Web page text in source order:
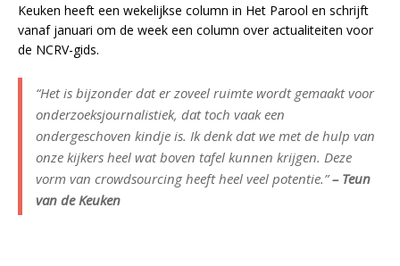
Keuken heeft een wekelijkse column in Het Parool en schrijft
vanaf januari om de week een column over actualiteiten voor
de NCRV-gids.
“Het is bijzonder dat er zoveel ruimte wordt gemaakt voor
onderzoeksjournalistiek, dat toch vaak een
ondergeschoven kindje is. Ik denk dat we met de hulp van
onze kijkers heel wat boven tafel kunnen krijgen. Deze
vorm van crowdsourcing heeft heel veel potentie.”– Teun
van de Keuken